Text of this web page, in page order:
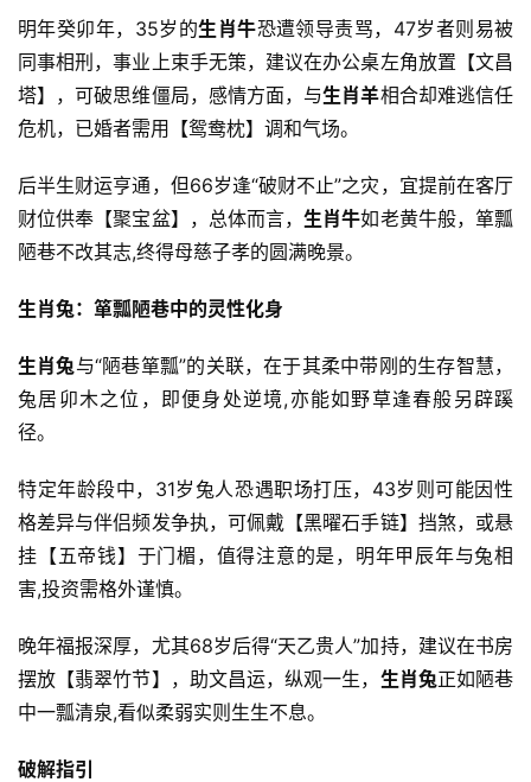
明年癸卯年，35岁的生肖牛恐遭领导责骂，47岁者则易被
同事相刑，事业上束手无策，建议在办公桌左角放置【文昌
塔】，可破思维僵局，感情方面，与生肖羊相合却难逃信任
危机，已婚者需用【鸳鸯枕】调和气场。
后半生财运亨通，但66岁逢“破财不止”之灾，宜提前在客厅
财位供奉【聚宝盆】，总体而言，生肖牛如老黄牛般，箪瓢
陋巷不改其志,终得母慈子孝的圆满晚景。
生肖兔：箪瓢陋巷中的灵性化身
生肖兔与“陋巷箪瓢”的关联，在于其柔中带刚的生存智慧，
兔居卯木之位，即便身处逆境,亦能如野草逢春般另辟蹊
径。
特定年龄段中，31岁兔人恐遇职场打压，43岁则可能因性
格差异与伴侣频发争执，可佩戴【黑曜石手链】挡煞，或悬
挂【五帝钱】于门楣，值得注意的是，明年甲辰年与兔相
害,投资需格外谨慎。
晚年福报深厚，尤其68岁后得“天乙贵人”加持，建议在书房
摆放【翡翠竹节】，助文昌运，纵观一生， 生肖兔正如陋巷
中一瓢清泉,看似柔弱实则生生不息。
破解指引